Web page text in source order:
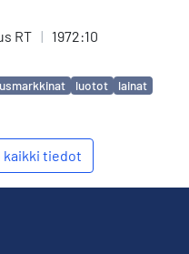
RT | 1972:10
luotot lainat
tiedot